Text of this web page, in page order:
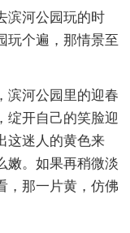
滨河公园玩的时
玩个遍，那情景至
滨河公园里的迎春
绽开自己的笑脸迎
这迷人的黄色来
嫩。如果再稍微淡
，那一片黄，仿佛